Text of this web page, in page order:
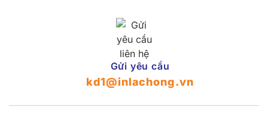
Gửi yêu cầu
kd1@inlachong.vn